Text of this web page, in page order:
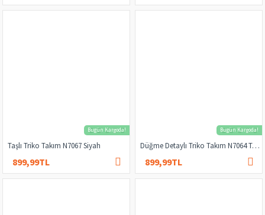
Bugün Kargoda!
Taşlı Triko Takım N7067 Siyah
899,99TL
Bugün Kargoda!
Düğme Detaylı Triko Takım N7064 Taş Rengi
899,99TL